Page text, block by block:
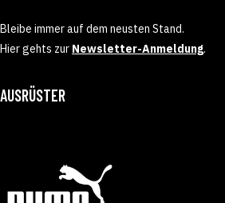
Bleibe immer auf dem neusten Stand.
Hier gehts zur Newsletter-Anmeldung.
AUSRÜSTER